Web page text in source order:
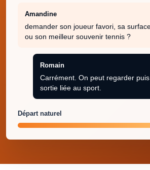
Amandine
demander son joueur favori, sa
ou son meilleur souvenir tennis ?
Romain
Carrément. On peut regarder
sortie liée au sport.
Départ naturel